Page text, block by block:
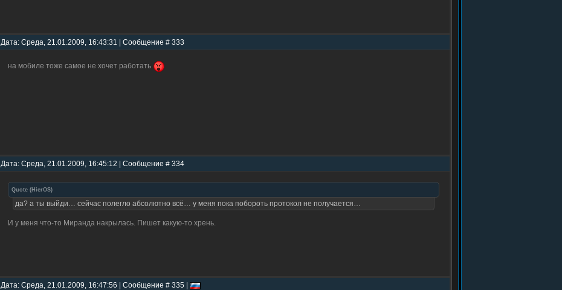
Дата: Среда, 21.01.2009, 16:43:31 | Сообщение # 333
на мобиле тоже самое не хочет работать
Дата: Среда, 21.01.2009, 16:45:12 | Сообщение # 334
Quote ( HierOS)
да? а ты выйди… сейчас полегло абсолютно всё… у меня пока побороть протокол не получается…
И у меня что-то Миранда накрылась. Пишет какую-то хрень.
Дата: Среда, 21.01.2009, 16:47:56 | Сообщение # 335 |